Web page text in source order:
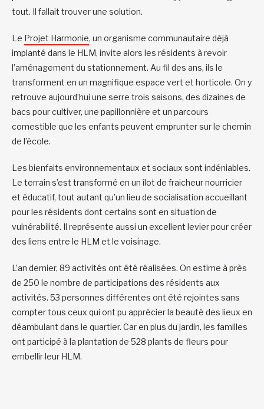
tout. Il fallait trouver une solution.
Le Projet Harmonie, un organisme communautaire déjà
implanté dans le HLM, invite alors les résidents à revoir
l’aménagement du stationnement. Au fil des ans, ils le
transforment en un magnifique espace vert et horticole. On y
retrouve aujourd’hui une serre trois saisons, des dizaines de
bacs pour cultiver, une papillonnière et un parcours
comestible que les enfants peuvent emprunter sur le chemin
de l’école.
Les bienfaits environnementaux et sociaux sont indéniables.
Le terrain s’est transformé en un îlot de fraicheur nourricier
et éducatif, tout autant qu’un lieu de socialisation accueillant
pour les résidents dont certains sont en situation de
vulnérabilité. Il représente aussi un excellent levier pour créer
des liens entre le HLM et le voisinage.
L’an dernier, 89 activités ont été réalisées. On estime à près
de 250 le nombre de participations des résidents aux
activités. 53 personnes différentes ont été rejointes sans
compter tous ceux qui ont pu apprécier la beauté des lieux en
déambulant dans le quartier. Car en plus du jardin, les familles
ont participé à la plantation de 528 plants de fleurs pour
embellir leur HLM.